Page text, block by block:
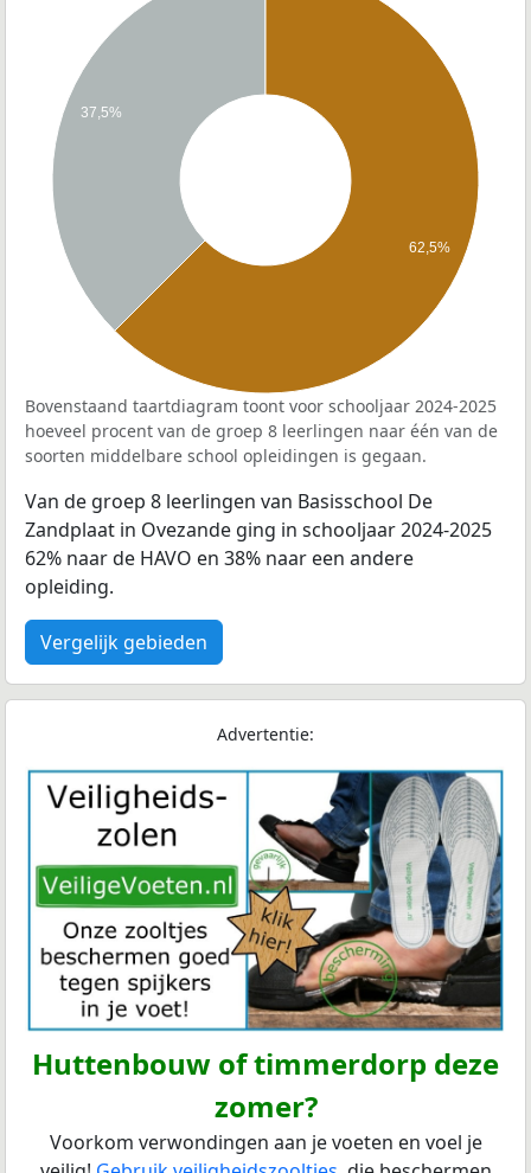
37,5%
62,5%
Bovenstaand taartdiagram toont voor schooljaar 2024-2025
hoeveel procent van de groep 8 leerlingen naar één van de
soorten middelbare school opleidingen is gegaan.
Van de groep 8 leerlingen van Basisschool De
Zandplaat in Ovezande ging in schooljaar 2024-2025
62% naar de HAVO en 38% naar een andere
opleiding.
Vergelijk gebieden
Advertentie:
Huttenbouw of timmerdorp deze
zomer?
Voorkom verwondingen aan je voeten en voel je